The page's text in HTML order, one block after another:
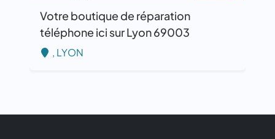
Votre boutique de réparation
téléphone ici sur Lyon 69003
, LYON